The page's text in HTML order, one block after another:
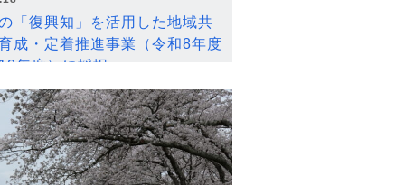
「復興知」を活用した地域共
成・定着推進事業（令和8年度
年度）に採択